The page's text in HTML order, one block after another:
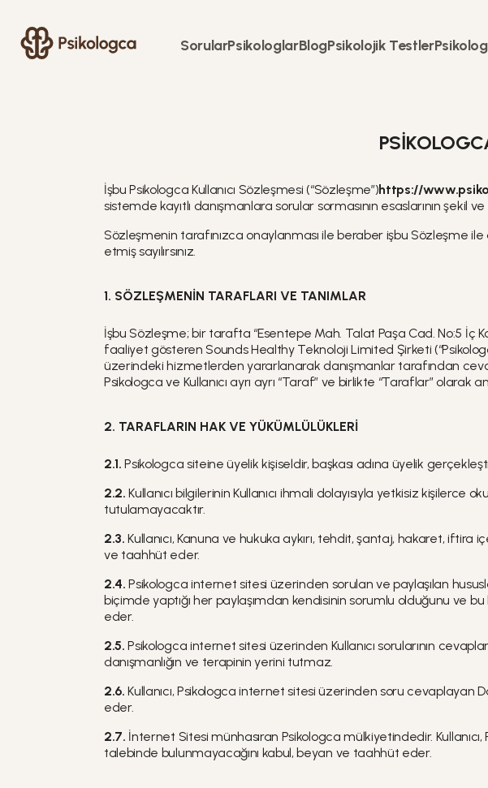
SorularPsikologlarBlogPsikolojik Testler
İşbu Psikologca Kullanıcı Sözleşmesi (“Sözleşme”)https://
sistemde kayıtlı danışmanlara sorular sormasının esaslarının şekil
Sözleşmenin tarafınızca onaylanması ile beraber işbu Sözleşme
etmiş sayılırsınız.
1. SÖZLEŞMENİN TARAFLARI VE TANIMLAR
İşbu Sözleşme; bir tarafta “Esentepe Mah. Talat Paşa Cad. No:5 İç
faaliyet gösteren Sounds Healthy Teknoloji Limited Şirketi
üzerindeki hizmetlerden yararlanarak danışmanlar tarafından
Psikologca ve Kullanıcı ayrı ayrı “Taraf” ve birlikte “Taraflar” olarak
2. TARAFLARIN HAK VE YÜKÜMLÜLÜKLERİ
2.1. Psikologca siteine üyelik kişiseldir, başkası adına üyelik
2.2. Kullanıcı bilgilerinin Kullanıcı ihmali dolayısıyla yetkisiz
tutulamayacaktır.
2.3. Kullanıcı, Kanuna ve hukuka aykırı, tehdit, şantaj, hakaret,
ve taahhüt eder.
2.4. Psikologca internet sitesi üzerinden sorulan ve paylaşılan
biçimde yaptığı her paylaşımdan kendisinin sorumlu olduğunu ve
eder.
2.5. Psikologca internet sitesi üzerinden Kullanıcı sorularının
danışmanlığın ve terapinin yerini tutmaz.
2.6. Kullanıcı, Psikologca internet sitesi üzerinden soru
eder.
2.7. İnternet Sitesi münhasıran Psikologca mülkiyetindedir.
talebinde bulunmayacağını kabul, beyan ve taahhüt eder.